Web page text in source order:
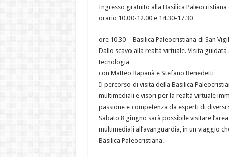
Ingresso gratuito alla Basilica
orario 10.00-12.00 e 14.30-17.30
ore 10.30 – Basilica Paleocristiana di San
Dallo scavo alla realtà virtuale. Visita
tecnologia
con Matteo Rapanà e Stefano Benedetti
Il percorso di visita della Basilica
multimediali e visori per la realtà virtuale
passione e competenza da esperti di
Sabato 8 giugno sarà possibile visitare
multimediali all’avanguardia, in un viaggio
Basilica Paleocristiana.